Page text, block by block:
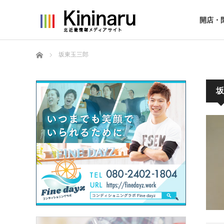
開店・
ホーム 坂東玉三郎